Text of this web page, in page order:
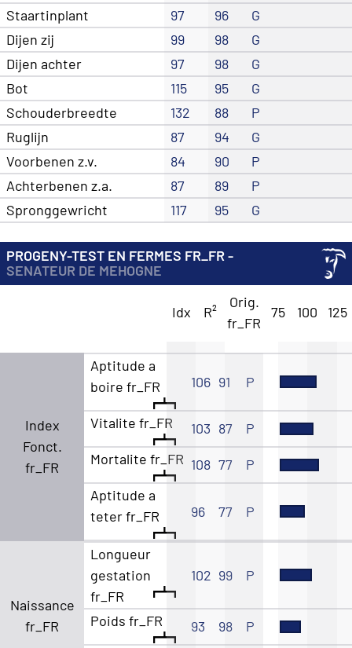
Staartinplant
97 96
G
Dijen zij
99 98
G
Dijen achter
97 98
G
Bot
115 95
G
Schouderbreedte
132 88
P
Ruglijn
87 94
G
Voorbenen z.v.
84 90
P
Achterbenen z.a.
87 89
P
Spronggewricht
117 95 G
PROGENY-TEST EN FERMES FR_FR -
SENATEUR DE MEHOGNE
Idx R²
Orig.
fr_FR
75 100 125
Index
Fonct.
fr_FR
Aptitude a
boire fr_FR
106 91 P
Vitalite fr_FR 103 87
P
Mortalite fr_FR 108 77
P
Aptitude a
teter fr_FR
96 77 P
Naissance
fr_FR
Longueur
gestation
fr_FR
102 99 P
Poids fr_FR 93 98
P